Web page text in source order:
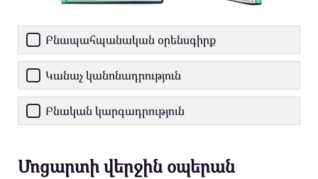
Բնապահպանական օրենսգիրք
Կանաչ կանոնադրություն
Բնական կարգադրություն
Մոցարտի վերջին օպերան